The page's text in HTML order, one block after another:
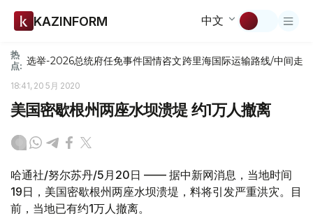
KAZINFORM 中文
热
点: 选举-2026总统府任免事件国情咨文跨里海国际运输路线/中间走廊
18:41, 20 5月 2020
美国密歇根州两座水坝溃堤 约1万人撤离
哈通社/努尔苏丹/5月20日 —— 据中新网消息，当地时间
19日，美国密歇根州两座水坝溃堤，料将引发严重洪灾。目
前，当地已有约1万人撤离。